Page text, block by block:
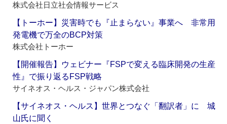
株式会社日立社会情報サービス
【トーホー】災害時でも『止まらない』事業へ 非常用
発電機で万全のBCP対策
株式会社トーホー
【開催報告】ウェビナー『FSPで変える臨床開発の生産
性』で振り返るFSP戦略
サイネオス・ヘルス・ジャパン株式会社
【サイネオス・ヘルス】世界とつなぐ「翻訳者」に 城
山氏に聞く